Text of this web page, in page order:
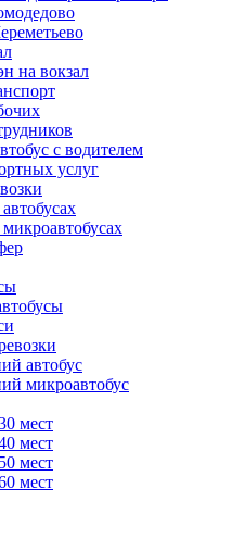
на вокзал
с водителем
услуг
автобус
микроавтобус
мест
мест
мест
мест